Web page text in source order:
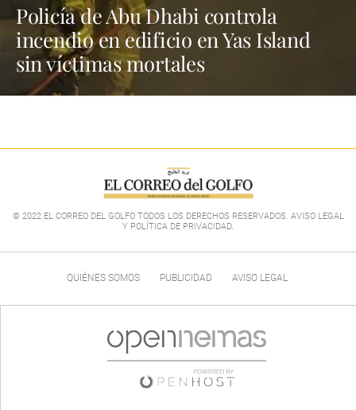
Policía de Abu Dhabi controla
incendio en edificio en Yas Island
sin víctimas mortales
© 2022 EL CORREO DEL GOLFO TODOS LOS DERECHOS RESERVADOS. AVISO LEGAL
Y POLÍTICA DE PRIVACIDAD.
QUIÉNES SOMOS PUBLICIDAD AVISO LEGAL